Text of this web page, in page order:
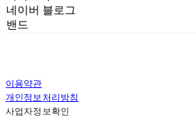
네이버 블로그
밴드
이용약관
개인정보처리방침
사업자정보확인